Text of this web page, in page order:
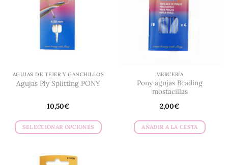
AGUJAS DE TEJER Y GANCHILLOS
Agujas Ply Splitting PONY
10,50€
SELECCIONAR OPCIONES
tiene
MERCERÍA
Pony agujas Beading
mostacillas
2,00€
AÑADIR A LA CESTA